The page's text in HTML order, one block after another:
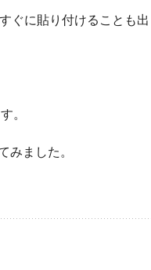
ぐに貼り付けることも出
。
みました。